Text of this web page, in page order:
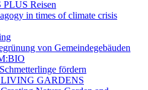
Reisen
in times of climate crisis
von Gemeindegebäuden
fördern
LIVING GARDENS